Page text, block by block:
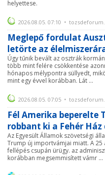
helyettese.
2026.08.05. 07:10 •
Meglepő fordulat
letörte az
Úgy tűnik bevált az osztrák
több mint felére csökkentése
hónapos mélypontra süllyedt,
mint egy évvel korábban. Lát ...
2026.08.05. 07:05 •
Fél Amerika beperelte
robbant ki a Fehér
Az Egyesült Államok szövetségi
Trump új importvámjai miatt. A 25
fellépés csupán ürügy. az
korábban megsemmisített vámr ...